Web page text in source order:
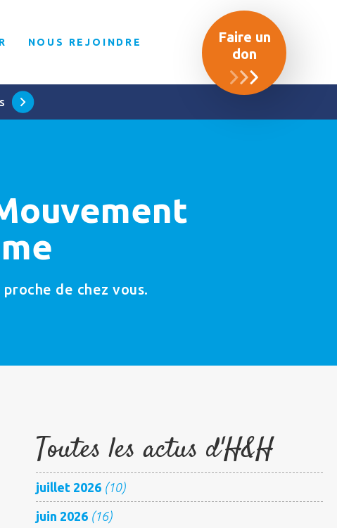
NOUS REJOINDRE
Faire un
don
de chez vous.
Toutes les actus d'H&H
juillet 2026 (10)
juin 2026 (16)